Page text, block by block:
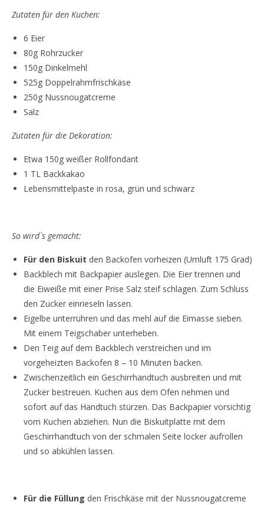
Zutaten für den Kuchen:
6 Eier
80g Rohrzucker
150g Dinkelmehl
525g Doppelrahmfrischkäse
250g Nussnougatcreme
Salz
Zutaten für die Dekoration:
Etwa 150g weißer Rollfondant
1 TL Backkakao
Lebensmittelpaste in rosa, grün und schwarz
So wird`s gemacht:
Für den Biskuit den Backofen vorheizen (Umluft 175 Grad)
Backblech mit Backpapier auslegen. Die Eier trennen und
die Eiweiße mit einer Prise Salz steif schlagen. Zum Schluss
den Zucker einrieseln lassen.
Eigelbe unterrühren und das mehl auf die Eimasse sieben.
Mit einem Teigschaber unterheben.
Den Teig auf dem Backblech verstreichen und im
vorgeheizten Backofen 8 – 10 Minuten backen.
Zwischenzeitlich ein Geschirrhandtuch ausbreiten und mit
Zucker bestreuen. Kuchen aus dem Ofen nehmen und
sofort auf das Handtuch stürzen. Das Backpapier vorsichtig
vom Kuchen abziehen. Nun die Biskuitplatte mit dem
Geschirrhandtuch von der schmalen Seite locker aufrollen
und so abkühlen lassen.
Für die Füllung den Frischkäse mit der Nussnougatcreme